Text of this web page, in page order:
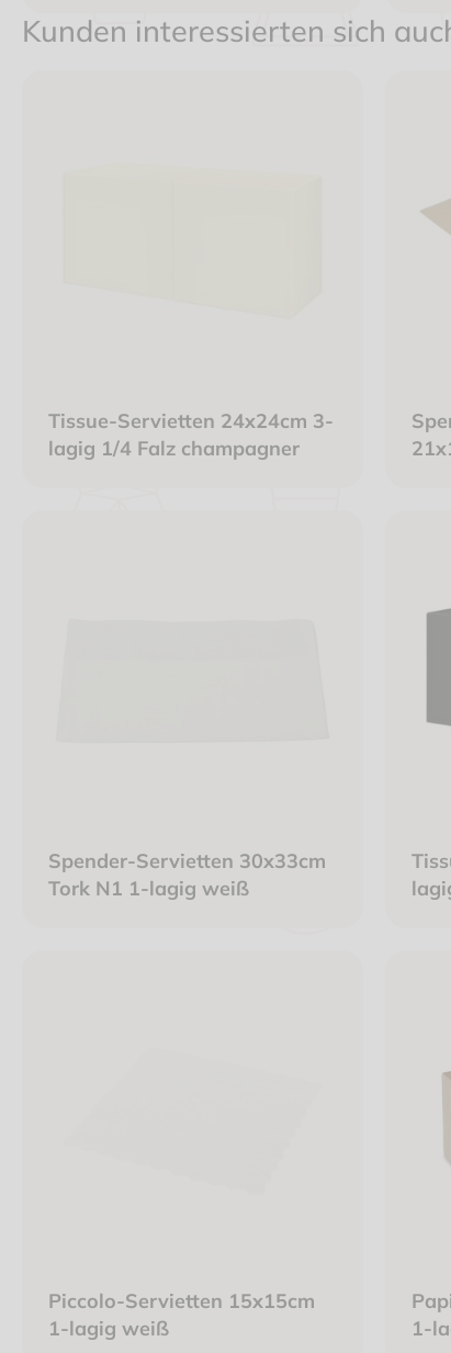
Kunden interessierten sich
Tissue-Servietten 24x24cm 3-
lagig 1/4 Falz champagner
Spender-Servietten 30x33cm
Tork N1 1-lagig weiß
Piccolo-Servietten 15x15cm
1-lagig weiß
1-